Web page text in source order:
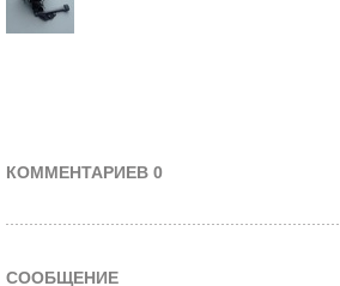
КОММЕНТАРИЕВ 0
СООБЩЕНИЕ